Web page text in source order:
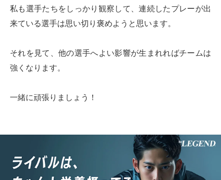
私も選手たちをしっかり観察して、連続したプレーが出
来ている選手は思い切り褒めようと思います。
それを見て、他の選手へよい影響が生まれればチームは
強くなります。
一緒に頑張りましょう！